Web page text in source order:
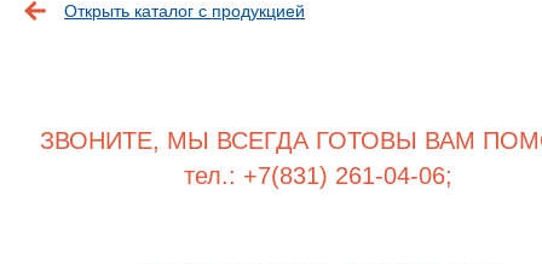
Открыть каталог с продукцией
ЗВОНИТЕ, МЫ ВСЕГДА ГОТОВЫ ВАМ
тел.: +7(831) 261-04-06;